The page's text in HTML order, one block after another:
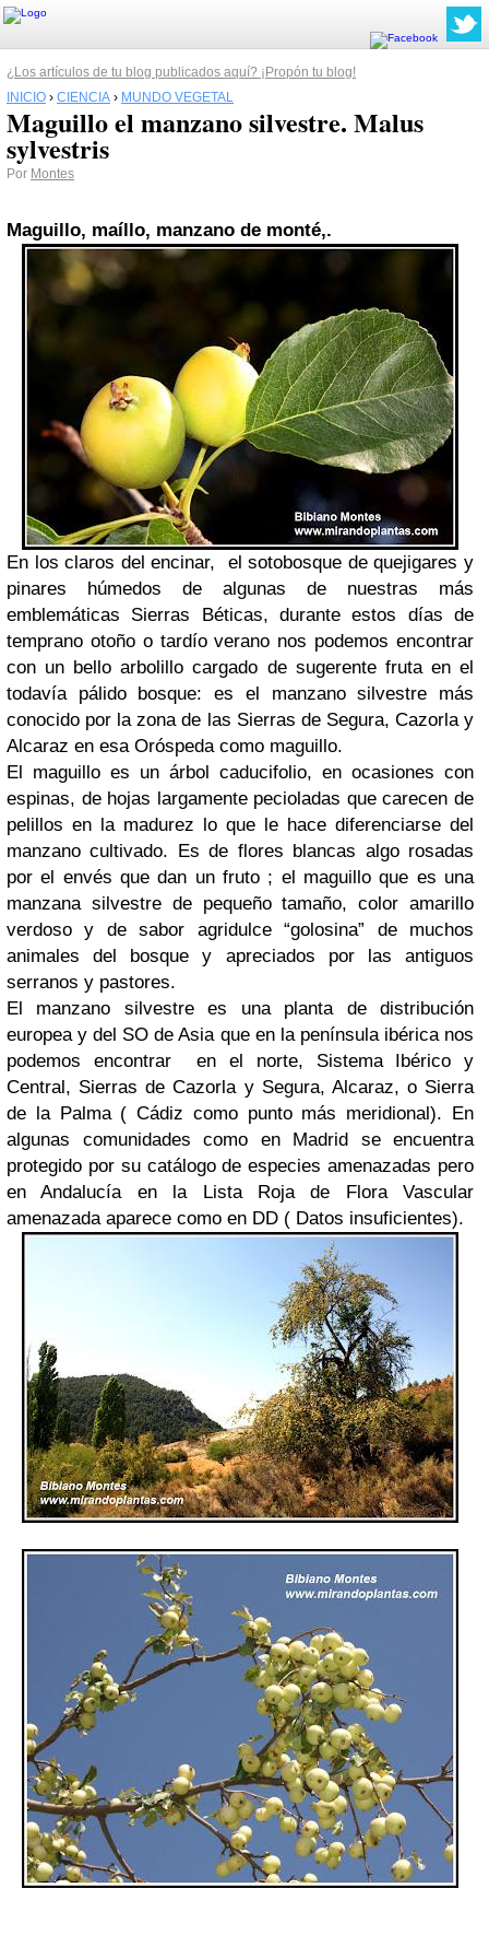
¿Los artículos de tu blog publicados aquí? ¡Propón tu blog!
INICIO › CIENCIA › MUNDO VEGETAL
Maguillo el manzano silvestre. Malus
sylvestris
Por Montes
Maguillo, maíllo, manzano de monté,.
En los claros del encinar,
el sotobosque de quejigares y
pinares húmedos de algunas de nuestras más
emblemáticas Sierras Béticas, durante estos días de
temprano otoño o tardío verano nos podemos encontrar
con un bello arbolillo cargado de sugerente fruta en el
todavía pálido bosque: es el manzano silvestre más
conocido por la zona de las Sierras de Segura, Cazorla y
Alcaraz en esa Oróspeda como maguillo.
El maguillo es un árbol caducifolio, en ocasiones con
espinas, de hojas largamente pecioladas que carecen de
pelillos en la madurez lo que le hace diferenciarse del
manzano cultivado. Es de flores blancas algo rosadas
por el envés que dan un fruto ; el maguillo que es una
manzana silvestre de pequeño tamaño, color amarillo
verdoso y de sabor agridulce “golosina” de muchos
animales del bosque y apreciados por las antiguos
serranos y pastores.
El manzano silvestre es una planta de distribución
europea y del SO de Asia que en la península ibérica nos
podemos encontrar
en el norte, Sistema Ibérico y
Central, Sierras de Cazorla y Segura, Alcaraz, o Sierra
de la Palma ( Cádiz como punto más meridional). En
algunas comunidades como en Madrid se encuentra
protegido por su catálogo de especies amenazadas pero
en Andalucía en la Lista Roja de Flora Vascular
amenazada aparece como en DD ( Datos insuficientes).